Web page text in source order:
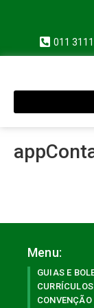
011
Menu:
GUIAS E
CURRÍCULOS